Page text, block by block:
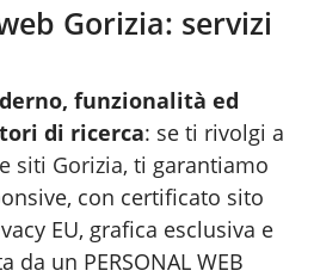
Gorizia: servizi
funzionalità ed
di ricerca: se ti rivolgi a
siti Gorizia, ti garantiamo
con certificato sito
EU, grafica esclusiva e
da un PERSONAL WEB